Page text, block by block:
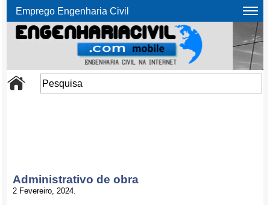
Emprego Engenharia Civil
Administrativo de obra
2 Fevereiro, 2024.